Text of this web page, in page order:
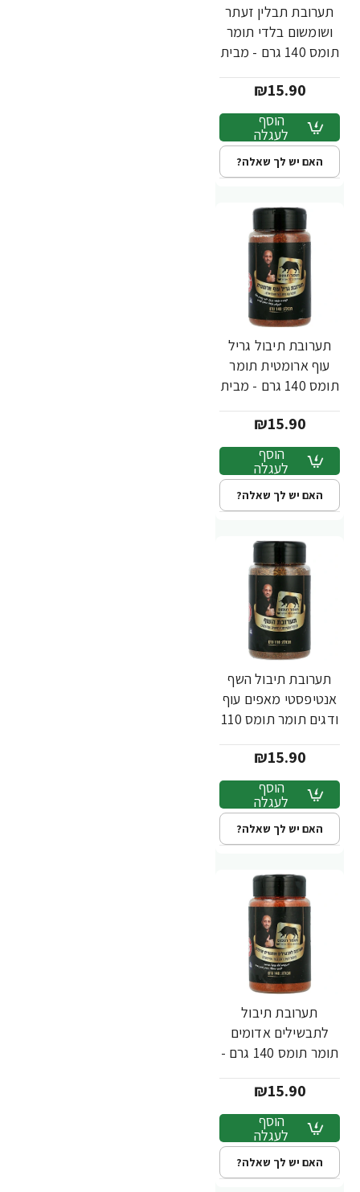
תערובת תבלין זעתר
ושומשום בלדי תומר
תומס 140 גרם - מבית
₪15.90
הוסף
לעגלה
האם יש לך שאלה?
תערובת תיבול גריל
עוף ארומטית תומר
תומס 140 גרם - מבית
₪15.90
הוסף
לעגלה
האם יש לך שאלה?
תערובת תיבול השף
אנטיפסטי מאפים עוף
ודגים תומר תומס 110
₪15.90
הוסף
לעגלה
האם יש לך שאלה?
תערובת תיבול
לתבשילים אדומים
תומר תומס 140 גרם -
₪15.90
הוסף
לעגלה
האם יש לך שאלה?